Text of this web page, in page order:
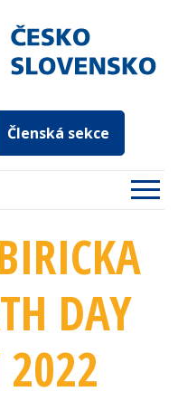
Členská sekce
DAY
2022